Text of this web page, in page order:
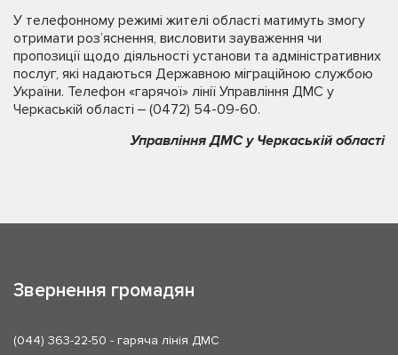
У телефонному режимі жителі області матимуть змогу
отримати роз’яснення, висловити зауваження чи
пропозиції щодо діяльності установи та адміністративних
послуг, які надаються Державною міграційною службою
України. Телефон «гарячої» лінії Управління ДМС у
Черкаській області ‒ (0472) 54-09-60.
Управління ДМС у Черкаській області
Звернення громадян
(044) 363-22-50 - гаряча лінія ДМС